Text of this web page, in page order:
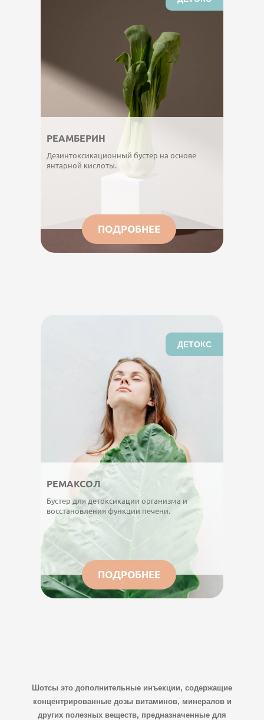
РЕАМБЕРИН
Дезинтоксикационный бустер на основе
янтарной кислоты.
ПОДРОБНЕЕ
ДЕТОКС
РЕМАКСОЛ
Бустер для детоксикации организма и
восстановления функции печени.
ПОДРОБНЕЕ
Шотсы это дополнительные инъекции, содержащие
концентрированные дозы витаминов, минералов и
других полезных веществ, предназначенные для